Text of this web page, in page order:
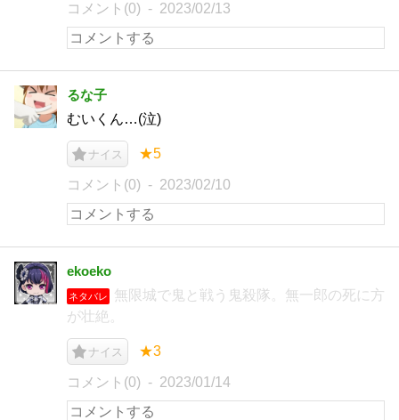
コメント(0) 2023/02/13
るな子
むいくん…(泣)
ナイス ★5
コメント(0) 2023/02/10
ekoeko
ネタバレ
無限城で鬼と戦う鬼殺隊。無一郎の死に方
が壮絶。
ナイス ★3
コメント(0) 2023/01/14